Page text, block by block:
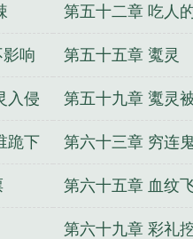
第五十二章 吃人
响 第五十五章 魙灵
入侵 第五十九章 魙灵
跪下 第六十三章 穷连
第六十五章 血纹
第六十九章 彩礼